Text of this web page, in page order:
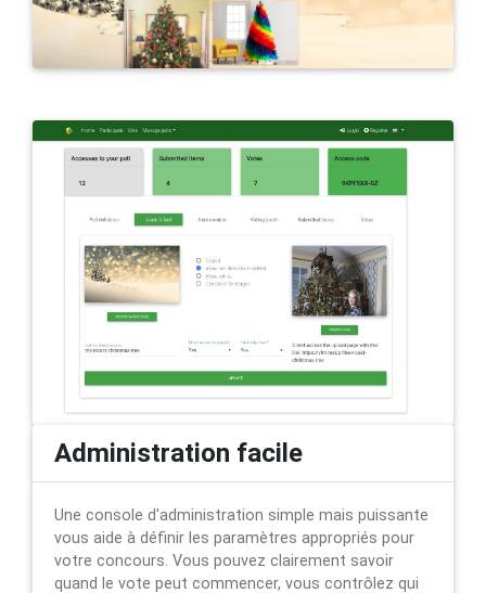
Administration facile
Une console d'administration simple mais puissante
vous aide à définir les paramètres appropriés pour
votre concours. Vous pouvez clairement savoir
quand le vote peut commencer, vous contrôlez qui